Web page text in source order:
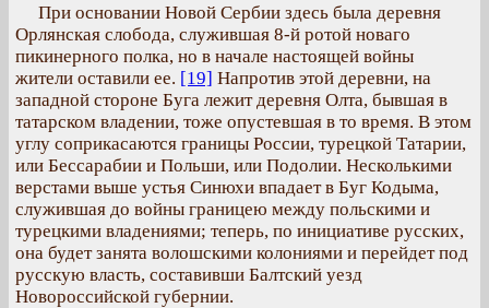
При основании Новой Сербии здесь была деревня
Орлянская слобода, служившая 8-й ротой новаго
пикинерного полка, но в начале настоящей войны
жители оставили ее. [19] Напротив этой деревни, на
западной стороне Буга лежит деревня Олта, бывшая в
татарском владении, тоже опустевшая в то время. В этом
углу соприкасаются границы России, турецкой Татарии,
или Бессарабии и Польши, или Подолии. Несколькими
верстами выше устья Синюхи впадает в Буг Кодыма,
служившая до войны границею между польскими и
турецкими владениями; теперь, по инициативе русских,
она будет занята волошскими колониями и перейдет под
русскую власть, составивши Балтский уезд
Новороссийской губернии.